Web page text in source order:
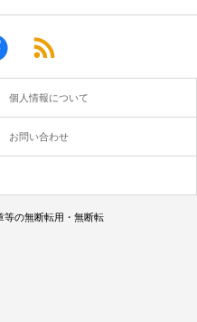
個人情報について
お問い合わせ
等の無断転用・無断転